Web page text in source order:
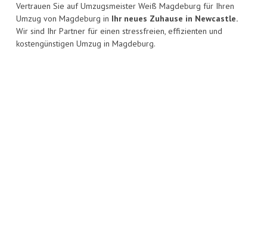
Vertrauen Sie auf Umzugsmeister Weiß Magdeburg für Ihren
Umzug von Magdeburg in Ihr neues Zuhause in Newcastle.
Wir sind Ihr Partner für einen stressfreien, effizienten und
kostengünstigen Umzug in Magdeburg.